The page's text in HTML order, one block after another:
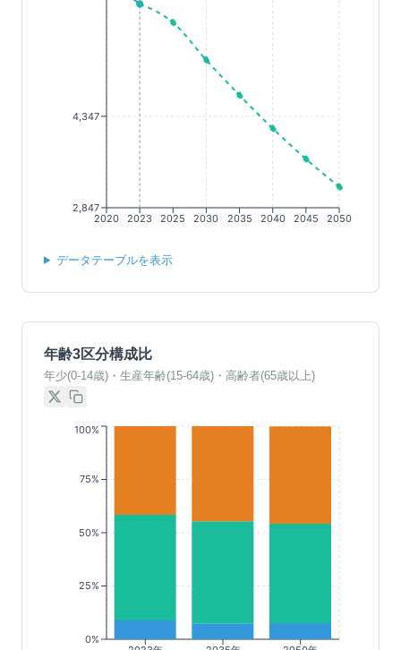
2020 2023 2025 2030 2035 2040 2045 2050
2,847
4,347
データテーブルを表示
年齢3区分構成比
年少(0-14歳)・生産年齢(15-64歳)・高齢者(65歳以上)
0%
25%
50%
75%
100%